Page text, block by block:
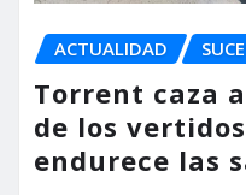
ACTUALIDAD
Torrent caza
de los
endurece las